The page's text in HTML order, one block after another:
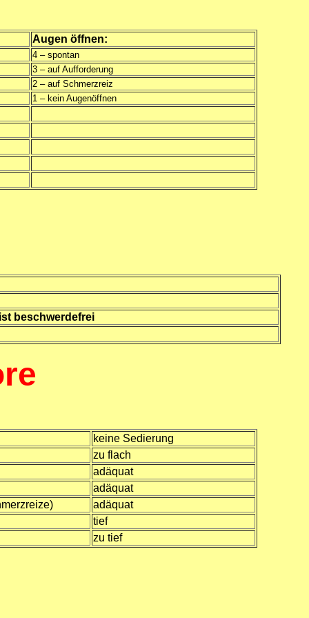
Augen öffnen:
4 – spontan
3 – auf Aufforderung
2 – auf Schmerzreiz
1 – kein Augenöffnen
beschwerdefrei
keine Sedierung
zu flach
adäquat
adäquat
adäquat
tief
zu tief